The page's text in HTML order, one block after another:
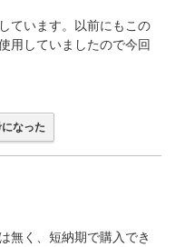
ています。以前にもこの
用していましたので今回
なった
無く、短納期で購入でき